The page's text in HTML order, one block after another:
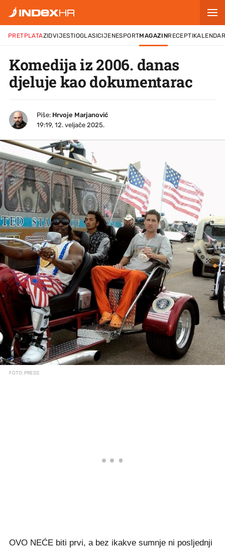
PRETPLATAZIDVIJESTIOGLASICIJENESPORTMAGAZINRECEPTI
Komedija iz 2006. danas
djeluje kao dokumentarac
Piše: Hrvoje Marjanović
19:19, 12. veljače 2025.
FOTO: PRESS
OVO NEĆE biti prvi, a bez ikakve sumnje ni posljednji